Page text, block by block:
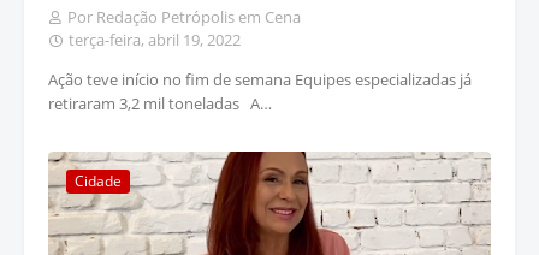
Por Redação Petrópolis em Cena
terça-feira, abril 19, 2022
Ação teve início no fim de semana Equipes especializadas já
retiraram 3,2 mil toneladas A…
Cidade